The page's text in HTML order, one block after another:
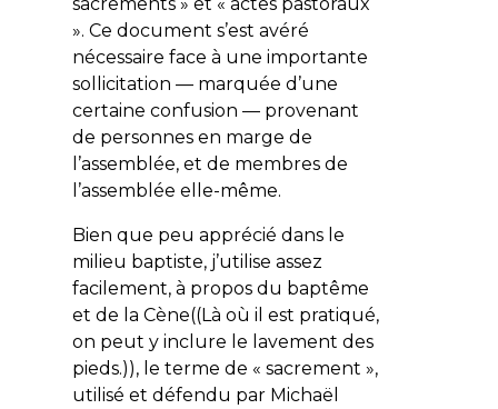
». Ce document s’est avéré
nécessaire face à une importante
sollicitation — marquée d’une
certaine confusion — provenant
de personnes en marge de
l’assemblée, et de membres de
l’assemblée elle-même.
Bien que peu apprécié dans le
milieu baptiste, j’utilise assez
facilement, à propos du baptême
et de la Cène((Là où il est pratiqué,
on peut y inclure le lavement des
pieds.)), le terme de « sacrement »,
utilisé et défendu par Michaël